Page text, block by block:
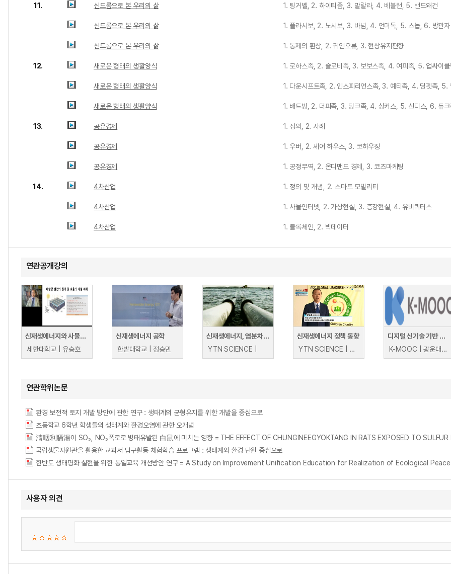
11. 신드롬으로 본 우리의 삶 1. 팅거벨, 2. 하이티즘, 3. 말랄라, 4. 베블런, 5. 밴드왜건
신드롬으로 본 우리의 삶 1. 플라시보, 2. 노시보, 3. 바넘, 4. 언더독, 5. 스놉, 6. 방관자
신드롬으로 본 우리의 삶 1. 통제의 환상, 2. 귀인오류, 3. 현상유지편향
12. 새로운 형태의 생활양식 1. 로하스족, 2. 슬로비족, 3. 보보스족, 4. 여피족, 5. 업싸이클
새로운 형태의 생활양식 1. 다운시프트족, 2. 인스피리언스족, 3. 예티족, 4. 딩펫족, 5.
새로운 형태의 생활양식 1. 배드빙, 2. 더피족, 3. 딩크족, 4. 싱커스, 5. 신디스, 6. 듀크
13. 공유경제 1. 정의, 2. 사례
공유경제 1. 우버, 2. 셰어 하우스, 3. 코하우징
공유경제 1. 공정무역, 2. 온디맨드 경제, 3. 코즈마케팅
14. 4차산업 1. 정의 및 개념, 2. 스마트 모빌리티
4차산업 1. 사물인터넷, 2. 가상현실, 3. 증강현실, 4. 유비쿼터스
4차산업 1. 블록체인, 2. 빅데이터
연관공개강의
신재생에너지와 사물인터넷
세한대학교 | 유승호
신재생에너지 공학
한밭대학교 | 정승민
신재생에너지, 염분차 발전
YTN SCIENCE |
신재생에너지 정책 동향
YTN SCIENCE | YTN SCIENCE
디지털 신기술 기반 신재생 에너지
K-MOOC | 광운대학교 손희상
연관학위논문
환경 보전적 토지 개발 방안에 관한 연구 : 생태계의 균형유지를 위한 개발을 중심으로
초등학교 6학년 학생들의 생태계와 환경오염에 관한 오개념
淸咽利膈湯이 SO₂, NO₂폭로로 병태유발된 白鼠에 미치는 영향 = THE EFFECT OF CHUNGINEEGYOKTANG IN RATS EXPOSED TO
국립생물자원관을 활용한 교과서 탐구활동 체험학습 프로그램 : 생태계와 환경 단원 중심으로
한반도 생태평화 실현을 위한 통일교육 개선방안 연구 = A Study on Improvement Unification Education for Realization of Ecological
사용자 의견